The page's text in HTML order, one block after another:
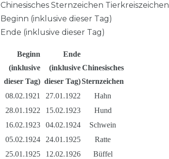
Chinesisches Sternzeichen Tierkreiszeichen
Beginn (inklusive dieser Tag)
Ende (inklusive dieser Tag)
Beginn
(inklusive
dieser Tag)
Ende
(inklusive
dieser Tag)
Chinesisches
Sternzeichen
08.02.1921
27.01.1922
Hahn
28.01.1922
15.02.1923
Hund
16.02.1923
04.02.1924
Schwein
05.02.1924
24.01.1925
Ratte
25.01.1925
12.02.1926
Büffel